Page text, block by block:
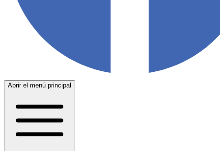
Abrir el menú principal